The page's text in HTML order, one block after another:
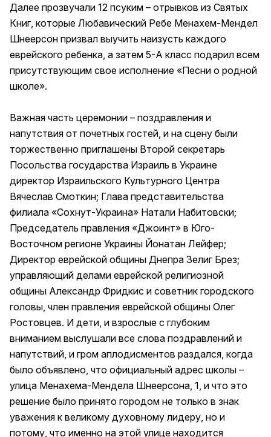
Далее прозвучали 12 псуким – отрывков из Святых
Книг, которые Любавический Ребе Менахем-Мендел
Шнеерсон призвал выучить наизусть каждого
еврейского ребенка, а затем 5-А класс подарил всем
присутствующим свое исполнение «Песни о родной
школе».
Важная часть церемонии – поздравления и
напутствия от почетных гостей, и на сцену были
торжественно приглашены Второй секретарь
Посольства государства Израиль в Украине
директор Израильского Культурного Центра
Вячеслав Смоткин; Глава представительства
филиала «Сохнут-Украина» Натали Набитовски;
Председатель правления «Джоинт» в Юго-
Восточном регионе Украины Йонатан Лейфер;
Директор еврейской общины Днепра Зелиг Брез;
управляющий делами еврейской религиозной
общины Александр Фридкис и советник городского
головы, член правления еврейской общины Олег
Ростовцев. И дети, и взрослые с глубоким
вниманием выслушали все слова поздравлений и
напутствий, и гром аплодисментов раздался, когда
было объявлено, что официальный адрес школы –
улица Менахема-Мендела Шнеерсона, 1, и что это
решение было принято городом не только в знак
уважения к великому духовному лидеру, но и
потому, что именно на этой улице находится